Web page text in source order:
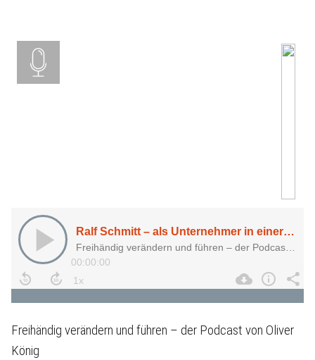
Freihändig verändern und führen – der Podcast von Oliver
König